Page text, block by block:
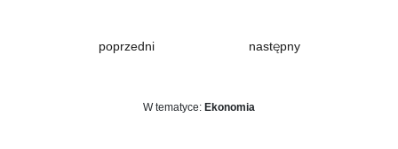
poprzedni następny
W tematyce: Ekonomia